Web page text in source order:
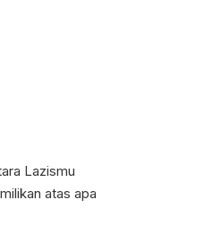
Lazismu
atas apa